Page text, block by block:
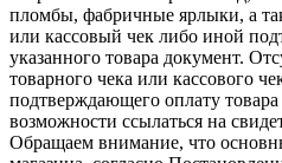
пломбы, фабричные ярлыки, а
или кассовый чек либо иной
указанного товара документ.
товарного чека или кассового
подтверждающего оплату
возможности ссылаться на
Обращаем внимание, что